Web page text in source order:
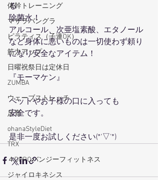
体幹トレーニング
マサラバングラ
ピラティス（子連OK）
筋力アップ
日曜祝祭日は定休日
ZUMBA
ウェーブストレッチ
足育
ohanaStyleDiet
TRX
４DPROバンジーフィットネス
ジャイロキネシス
る
除菌水！
アルコール、次亜塩素酸、エタノール
など身体に悪いものは一切使わず頼り
になり安全なアイテム！
『モーマケン』
ペットやお子様の口に入っても
安全です。
是非一度お試しください(*'▽'*)